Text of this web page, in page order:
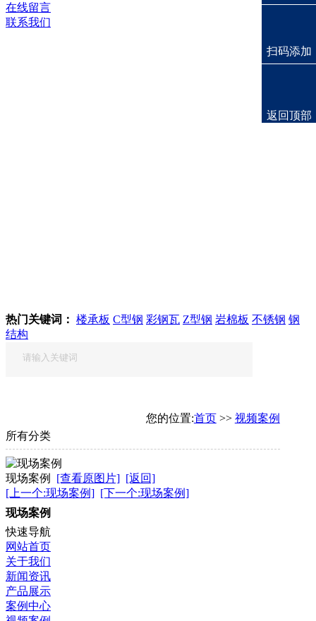
在线留言
联系我们
热门关键词： 楼承板 C型钢 彩钢瓦 Z型钢 岩棉板 不锈钢 钢
结构
您的位置:首页 >> 视频案例
所有分类
现场案例 [查看原图片]
[返回]
[上一个:现场案例]
[下一个:现场案例]
现场案例
快速导航
网站首页
关于我们
新闻资讯
产品展示
案例中心
扫码添加
返回顶部